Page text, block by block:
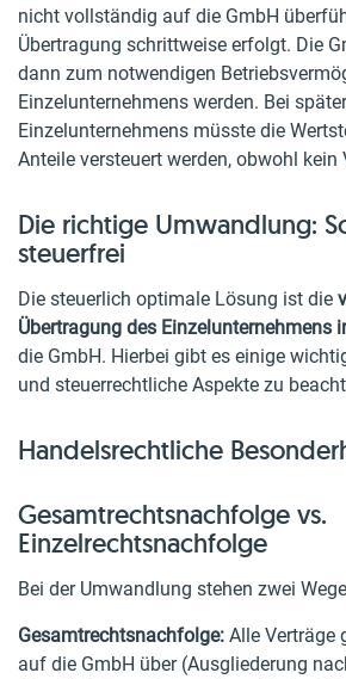
nicht vollständig auf die GmbH
Übertragung schrittweise erfolgt. Die
dann zum notwendigen
Einzelunternehmens werden. Bei
Einzelunternehmens müsste die
Anteile versteuert werden, obwohl
Die richtige Umwandlung:
steuerfrei
Die steuerlich optimale Lösung ist die
Übertragung des Einzelunternehmens
die GmbH. Hierbei gibt es einige
und steuerrechtliche Aspekte zu
Handelsrechtliche
Gesamtrechtsnachfolge vs.
Einzelrechtsnachfolge
Bei der Umwandlung stehen zwei
Gesamtrechtsnachfolge: Alle Verträge
auf die GmbH über (Ausgliederung